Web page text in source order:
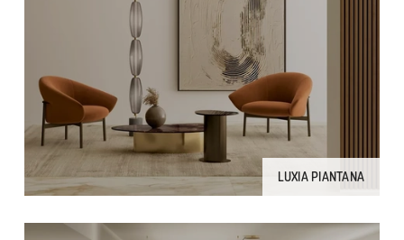
LUXIA PIANTANA